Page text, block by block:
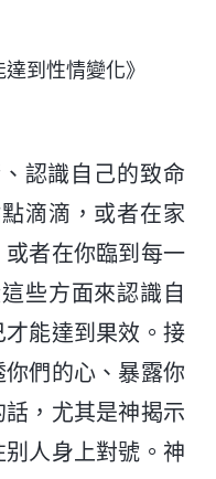
到性情變化》
認識自己的致命
滴滴，或者在家
者在你臨到每一
些方面來認識自
能達到果效。接
們的心、暴露你
，尤其是神揭示
人身上對號。神